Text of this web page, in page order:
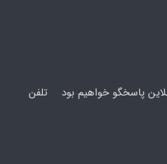
پاسخگو خواهیم بود تلفن